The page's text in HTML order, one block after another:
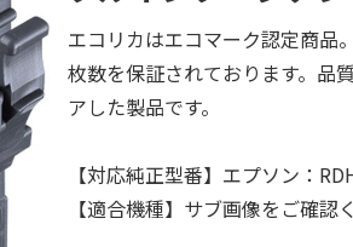
エコリカはエコマーク認定商品
枚数を保証されております。品
アした製品です。
【対応純正型番】エプソン：
【適合機種】サブ画像をご確認